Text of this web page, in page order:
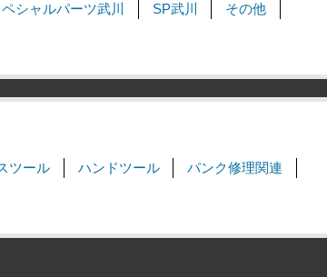
ペシャルパーツ武川 SP武川 その他
ツール ハンドツール パンク修理関連